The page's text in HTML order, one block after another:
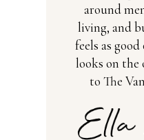
around
living, and
feels as
looks on the
to The